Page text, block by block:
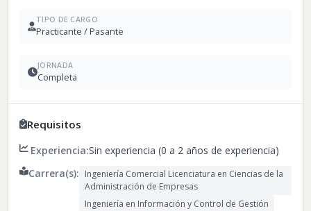
TIPO DE CARGO
Practicante / Pasante
JORNADA
Completa
Requisitos
Experiencia:Sin experiencia (0 a 2 años de experiencia)
Carrera(s): Ingeniería Comercial Licenciatura en Ciencias de la
Administración de Empresas
Ingeniería en Información y Control de Gestión